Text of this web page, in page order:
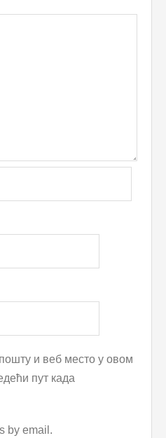
и веб место у овом
пут када
by email.